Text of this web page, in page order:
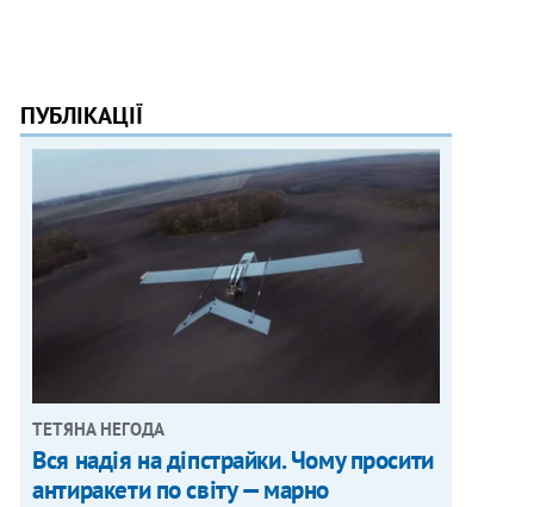
ПУБЛІКАЦІЇ
ТЕТЯНА НЕГОДА
Вся надія на діпстрайки. Чому просити
антиракети по світу — марно